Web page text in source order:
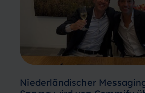
Niederländischer